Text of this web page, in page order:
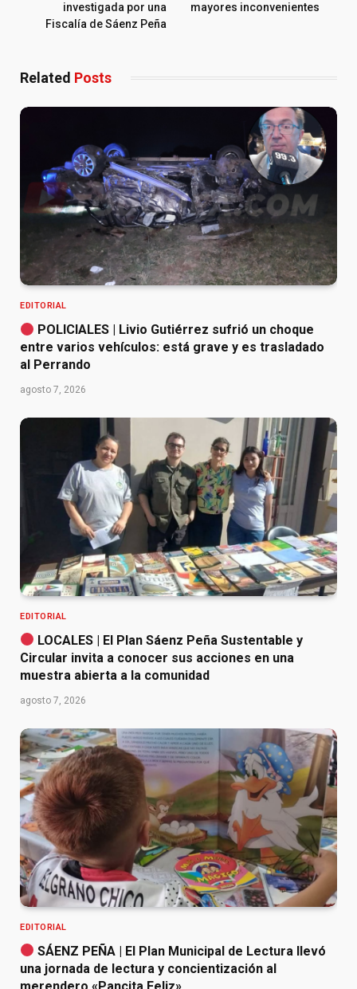
investigada por una
Fiscalía de Sáenz Peña
mayores inconvenientes
Related Posts
EDITORIAL
POLICIALES | Livio Gutiérrez sufrió un choque
entre varios vehículos: está grave y es trasladado
al Perrando
agosto 7, 2026
EDITORIAL
LOCALES | El Plan Sáenz Peña Sustentable y
Circular invita a conocer sus acciones en una
muestra abierta a la comunidad
agosto 7, 2026
EDITORIAL
SÁENZ PEÑA | El Plan Municipal de Lectura llevó
una jornada de lectura y concientización al